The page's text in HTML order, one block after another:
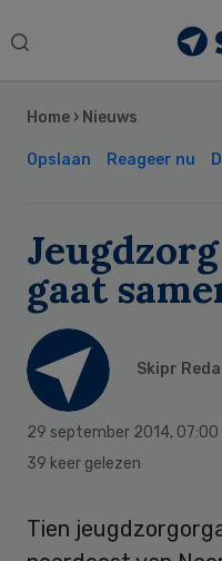
Search
Home › Nieuws
Opslaan Reageer nu
gaat
Skipr
29 september 2014, 07:00
39 keer gelezen
Tien
Sidebar